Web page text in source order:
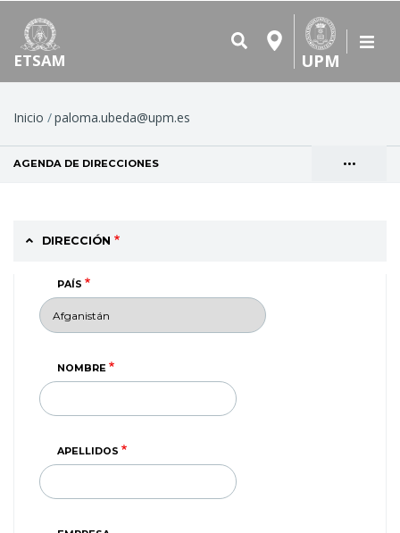
ETSAM UPM
Ruta
de
navegación
Inicio paloma.ubeda@upm.es
•••
AGENDA DE DIRECCIONES
DIRECCIÓN
PAÍS
NOMBRE
APELLIDOS